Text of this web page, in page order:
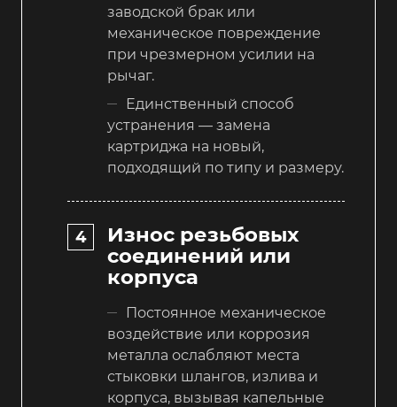
заводской брак или
механическое повреждение
при чрезмерном усилии на
рычаг.
Единственный способ
устранения — замена
картриджа на новый,
подходящий по типу и размеру.
Износ резьбовых
соединений или
корпуса
Постоянное механическое
воздействие или коррозия
металла ослабляют места
стыковки шлангов, излива и
корпуса, вызывая капельные